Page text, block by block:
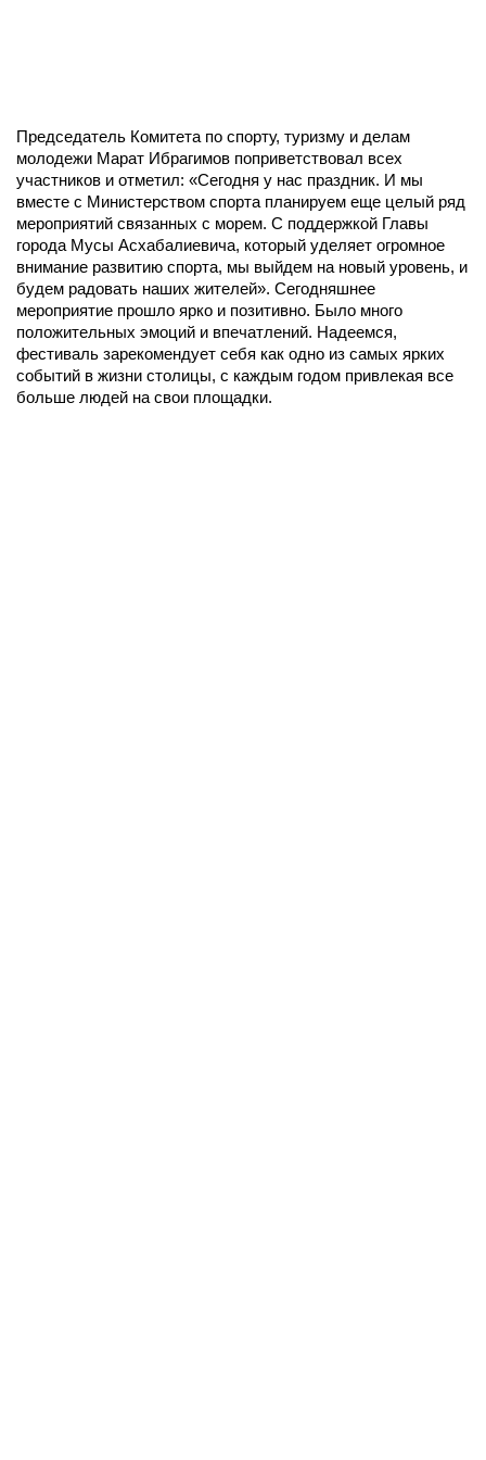
Председатель Комитета по спорту, туризму и делам
молодежи Марат Ибрагимов поприветствовал всех
участников и отметил: «Сегодня у нас праздник. И мы
вместе с Министерством спорта планируем еще целый ряд
мероприятий связанных с морем. С поддержкой Главы
города Мусы Асхабалиевича, который уделяет огромное
внимание развитию спорта, мы выйдем на новый уровень, и
будем радовать наших жителей». Сегодняшнее
мероприятие прошло ярко и позитивно. Было много
положительных эмоций и впечатлений. Надеемся,
фестиваль зарекомендует себя как одно из самых ярких
событий в жизни столицы, с каждым годом привлекая все
больше людей на свои площадки.